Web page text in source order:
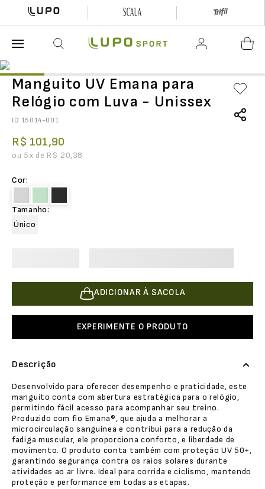
Manguito UV Emana para
Relógio com Luva - Unissex
ID 15014-001
R$ 101,90
ou 5x de R$ 20,38
Cor:
Tamanho:
Único
ADICIONAR À SACOLA
EXPERIMENTE O PRODUTO
Descrição
Desenvolvido para oferecer desempenho e praticidade, este
manguito conta com abertura estratégica para o relógio,
permitindo fácil acesso para acompanhar seu treino.
Produzido com fio Emana®, que ajuda a melhorar a
microcirculação sanguínea e contribui para a redução da
fadiga muscular, ele proporciona conforto, e liberdade de
movimento. O produto conta também com proteção UV 50+,
garantindo segurança contra os raios solares durante
atividades ao ar livre. Ideal para corrida e ciclismo, mantendo
proteção e performance em todas as etapas.